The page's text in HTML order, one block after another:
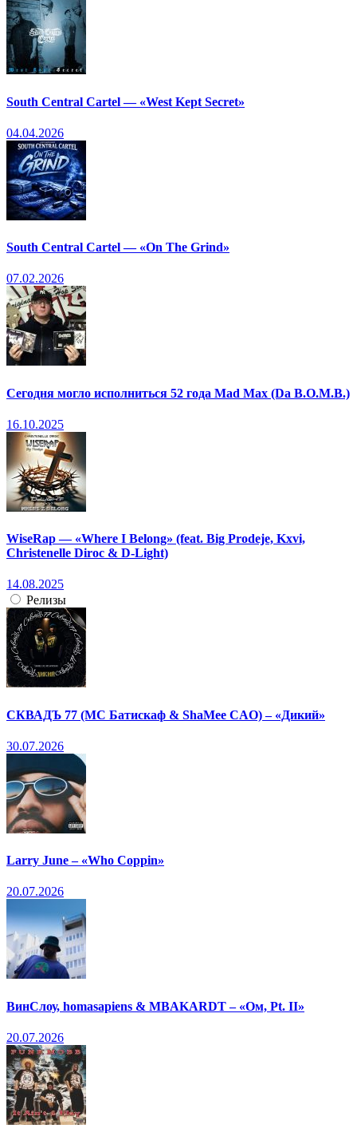
South Central Cartel — «West Kept Secret»
04.04.2026
South Central Cartel — «On The Grind»
07.02.2026
Сегодня могло исполниться 52 года Mad Max (Da B.O.M.B.)
16.10.2025
WiseRap — «Where I Belong» (feat. Big Prodeje, Kxvi,
Christenelle Diroc & D-Light)
14.08.2025
Релизы
СКВАДЪ 77 (МС Батискаф & ShaMee CAO) – «Дикий»
30.07.2026
Larry June – «Who Coppin»
20.07.2026
ВинСлоу, homasapiens & MBAKARDT – «Ом, Pt. II»
20.07.2026